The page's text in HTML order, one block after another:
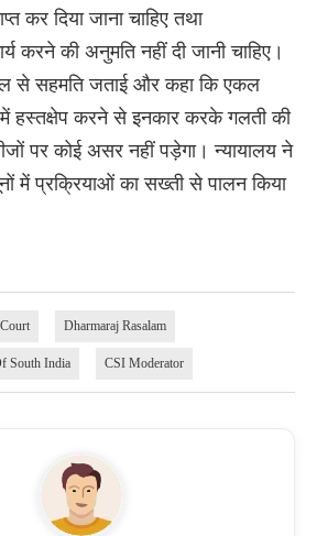
कर दिया जाना चाहिए तथा
करने की अनुमति नहीं दी जानी चाहिए।
से सहमति जताई और कहा कि एकल
में हस्तक्षेप करने से इनकार करके गलती की
पर कोई असर नहीं पड़ेगा। न्यायालय ने
में प्रक्रियाओं का सख्ती से पालन किया
Dharmaraj Rasalam
South India CSI Moderator